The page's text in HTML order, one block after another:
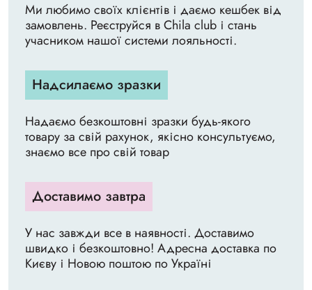
Ми любимо своїх клієнтів і даємо кешбек від
замовлень. Реєструйся в Chila club і стань
учасником нашої системи лояльності.
Надсилаємо зразки
Надаємо безкоштовні зразки будь-якого
товару за свій рахунок, якісно консультуємо,
знаємо все про свій товар
Доставимо завтра
У нас завжди все в наявності. Доставимо
швидко і безкоштовно! Адресна доставка по
Києву і Новою поштою по Україні